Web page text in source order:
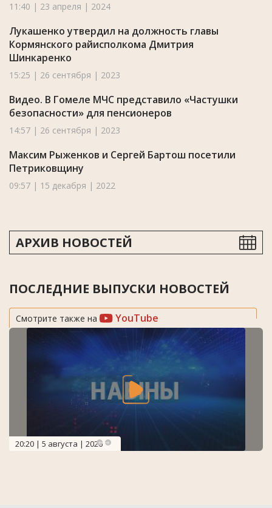
11:40 | 23 апреля | 2024
Лукашенко утвердил на должность главы
Кормянского райисполкома Дмитрия
Шинкаренко
15:25 | 26 сентября | 2023
Видео. В Гомеле МЧС представило «Частушки
безопасности» для пенсионеров
14:57 | 26 сентября | 2023
Максим Рыженков и Сергей Бартош посетили
Петриковщину
09:57 | 15 декабря | 2022
АРХИВ НОВОСТЕЙ
ПОСЛЕДНИЕ ВЫПУСКИ НОВОСТЕЙ
Смотрите также на YouTube
20:20 | 5 августа | 2026